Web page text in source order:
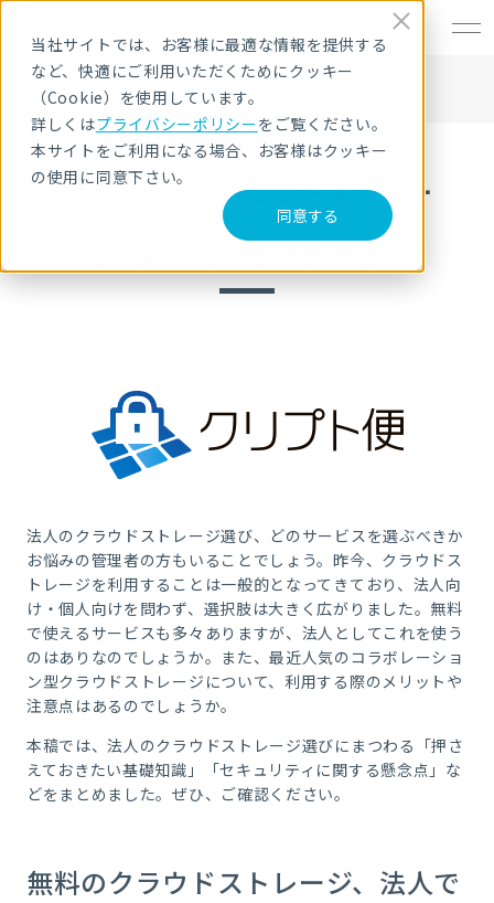
当社サイトでは、お客様に最適な情報を提供する
など、快適にご利用いただくためにクッキー
（Cookie）を使用しています。
詳しくはプライバシーポリシーをご覧ください。
本サイトをご利用になる場合、お客様はクッキー
の使用に同意下さい。
同意する
HOME サービス・製品
セキュリティ製品・ソリューション
セキュアファイル転送/共有サービス クリプト便
仕事で使う「クラウドストレージ」、法人向けサービスの選び方
仕事で使う「クラウドストレー
ジ」、
法人のクラウドストレージ選び、どのサービスを選ぶべきか
お悩みの管理者の方もいることでしょう。昨今、クラウドス
トレージを利用することは一般的となってきており、法人向
け・個人向けを問わず、選択肢は大きく広がりました。無料
で使えるサービスも多々ありますが、法人としてこれを使う
のはありなのでしょうか。また、最近人気のコラボレーショ
ン型クラウドストレージについて、利用する際のメリットや
注意点はあるのでしょうか。
本稿では、法人のクラウドストレージ選びにまつわる「押さ
えておきたい基礎知識」「セキュリティに関する懸念点」な
どをまとめました。ぜひ、ご確認ください。
無料のクラウドストレージ、法人で